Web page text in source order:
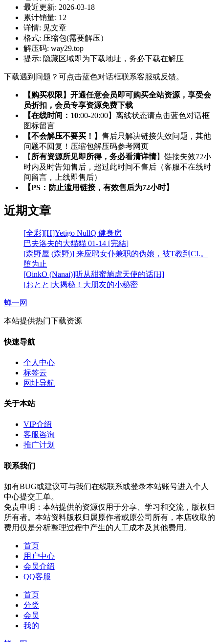
最近更新: 2026-03-18
累计销量: 12
详情: 见文章
格式: 压缩包(需要解压）
解压码: way29.top
提示: 隐藏区域即为下载地址，务必下载在解压
下载遇到问题？可点击蓝色对话框联系客服或反馈。
【购买权限】开通任意会员即可购买全站资源，享受会
员折扣，会员专享资源免费下载
【在线时间：10:00-20:00】离线状态请点击蓝色对话框
图标留言
【不会解压不要买！】 售后只解决链接失效问题，其他
问题不回复！压缩包解压码参考网页
【 所有资源所见即所得，务必看清详情】链接失效72小
时内及时告知售后，超过此时间不售后（客服不在线时
间留言，上线即售后）
【PS：防止滥用链接，有效售后为72小时】
近期文章
[全彩][H]Yetigo NullQ 健身房
巴夫洛夫的大貓貓 01-14 [完結]
[森野屋 (森野)] 来应聘女仆兼职的伪娘，被T教到CI.。
堕为止
[OinkO (Nanai)]听从甜蜜施虐天使的话[H]
[おとと]大揭秘！大朋友的小秘密
蝉一网
本站提供热门下载资源
快速导航
个人中心
标签云
网址导航
关于本站
VIP介绍
客服咨询
推广计划
联系我们
如有BUG或建议可与我们在线联系或登录本站账号进入个人
中心提交工单。
免责申明：本站提供的资源仅用于分享、学习和交流，版权归
所有者。本站资料版权归属原作者或原公司所有，本店收取的
费用仅是分析整理过程中产生的人工成本及其他费用。
首页
用户中心
会员介绍
QQ客服
首页
分类
会员
我的